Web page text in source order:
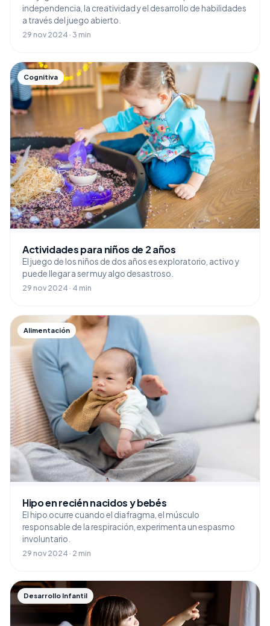
independencia, la creatividad y el desarrollo de habilidades
a través del juego abierto.
29 nov 2024 · 3 min
Cognitiva
Actividades para niños de 2 años
El juego de los niños de dos años es exploratorio, activo y
puede llegar a ser muy algo desastroso.
29 nov 2024 · 4 min
Alimentación
Hipo en recién nacidos y bebés
El hipo ocurre cuando el diafragma, el músculo
responsable de la respiración, experimenta un espasmo
involuntario.
29 nov 2024 · 2 min
Desarrollo Infantil